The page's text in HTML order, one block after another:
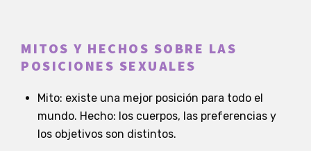
MITOS Y HECHOS SOBRE LAS
POSICIONES SEXUALES
Mito: existe una mejor posición para todo el
mundo. Hecho: los cuerpos, las preferencias y
los objetivos son distintos.